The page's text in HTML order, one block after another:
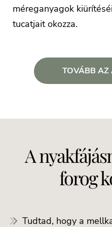
méreganyagok
tucatjait okozza.
TOVÁBB AZ
A
forog
Tudtad, hogy a